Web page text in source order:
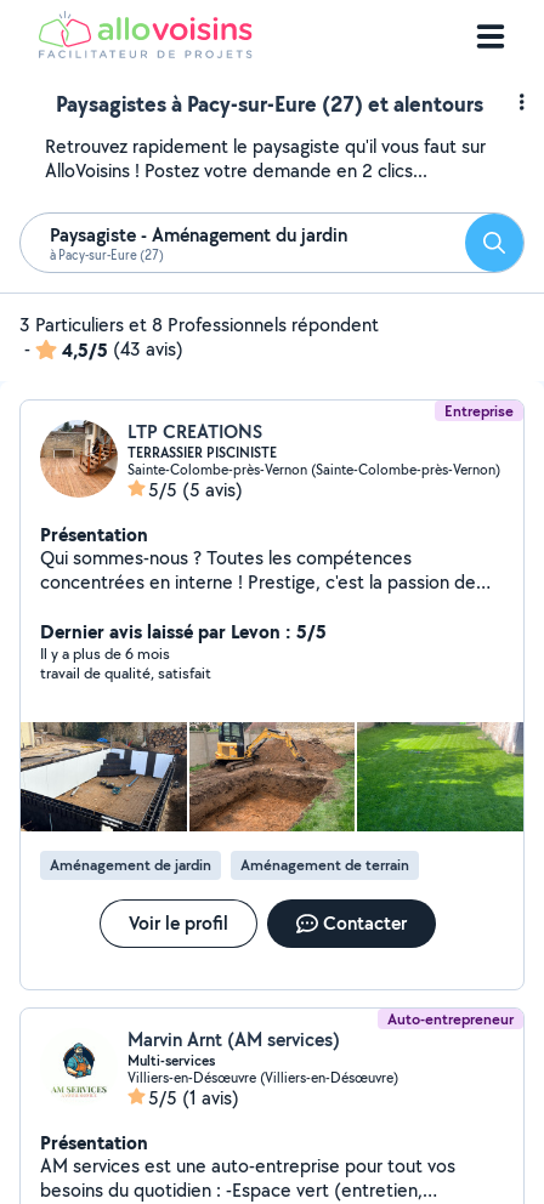
Paysagistes à Pacy-sur-Eure (27) et alentours
Retrouvez rapidement le paysagiste qu'il vous faut sur
AlloVoisins ! Postez votre demande en 2 clics...
Paysagiste - Aménagement du jardin
à Pacy-sur-Eure (27)
3 Particuliers et 8 Professionnels répondent
-
4,5/5 (43 avis)
Entreprise
LTP CREATIONS
TERRASSIER PISCINISTE
Sainte-Colombe-près-Vernon (Sainte-Colombe-près-Vernon)
5/5 (5 avis)
Présentation
Qui sommes-nous ? Toutes les compétences
concentrées en interne ! Prestige, c'est la passion de
matériel professionnel (engins de chantier, camions)
une équipe, et une organisation reconnue. Prestige,
c'est la passion de l'aménagement extérieur, mais c'est
chantier, camions) une équipe, et une organisation
reconnue. Découvrez votre nouvel aménagement ! Les
équipes de LTP créations ont l'honneur de vous
présenter votre jardin, vos nouveaux arbres et plantes
et de vous donner quelques conseils d'entretien de vos
massifs. Garantie décennale sur vos aménagements
extérieurs ! Après réception de votre jardin, Prestige
Aménagement vous propose un service client et des
conseils sur l'entretien www.ltpcreations.
Dernier avis laissé par Levon : 5/5
Il y a plus de 6 mois
travail de qualité, satisfait
Aménagement de jardin Aménagement de terrain
Voir le profil Contacter
Auto-entrepreneur
Marvin Arnt (AM services)
Multi-services
Villiers-en-Désœuvre (Villiers-en-Désœuvre)
5/5 (1 avis)
Présentation
AM services est une auto-entreprise pour tout vos
besoins du quotidien : -Espace vert (entretien,